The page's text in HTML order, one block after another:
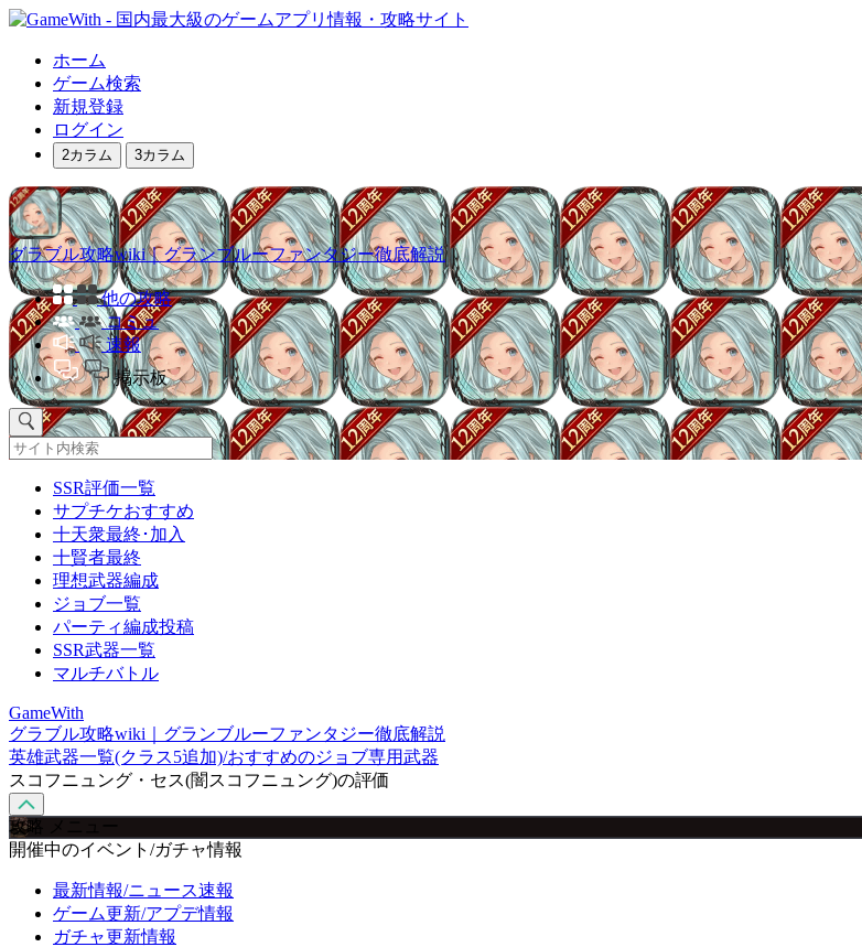
ホーム
ゲーム検索
新規登録
ログイン
2カラム 3カラム
グラブル攻略wiki｜グランブルーファンタジー徹底解説
他の攻略
コミュ
速報
掲示板
SSR評価一覧
サプチケおすすめ
十天衆最終･加入
十賢者最終
理想武器編成
ジョブ一覧
パーティ編成投稿
SSR武器一覧
マルチバトル
GameWith
グラブル攻略wiki｜グランブルーファンタジー徹底解説
英雄武器一覧(クラス5追加)/おすすめのジョブ専用武器
スコフニュング・セス(闇スコフニュング)の評価
攻略 メニュー
開催中のイベント/ガチャ情報
最新情報/ニュース速報
ゲーム更新/アプデ情報
ガチャ更新情報